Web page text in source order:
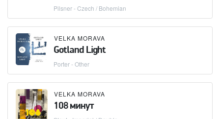
Pilsner - Czech / Bohemian
VELKA MORAVA
Gotland Light
Porter - Other
VELKA MORAVA
108 минут